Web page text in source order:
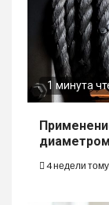
1 минута
4 недели